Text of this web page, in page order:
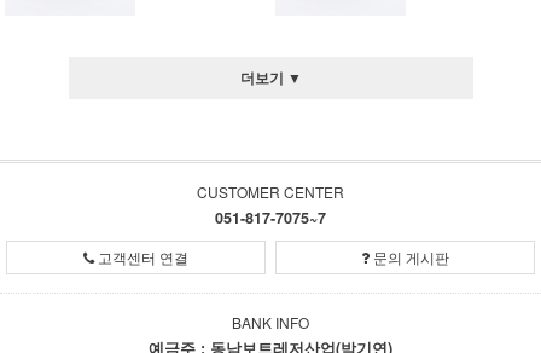
더보기 ▼
CUSTOMER CENTER
051-817-7075~7
고객센터 연결 문의 게시판
BANK INFO
예금주 : 동남보트레저산업(박기연)